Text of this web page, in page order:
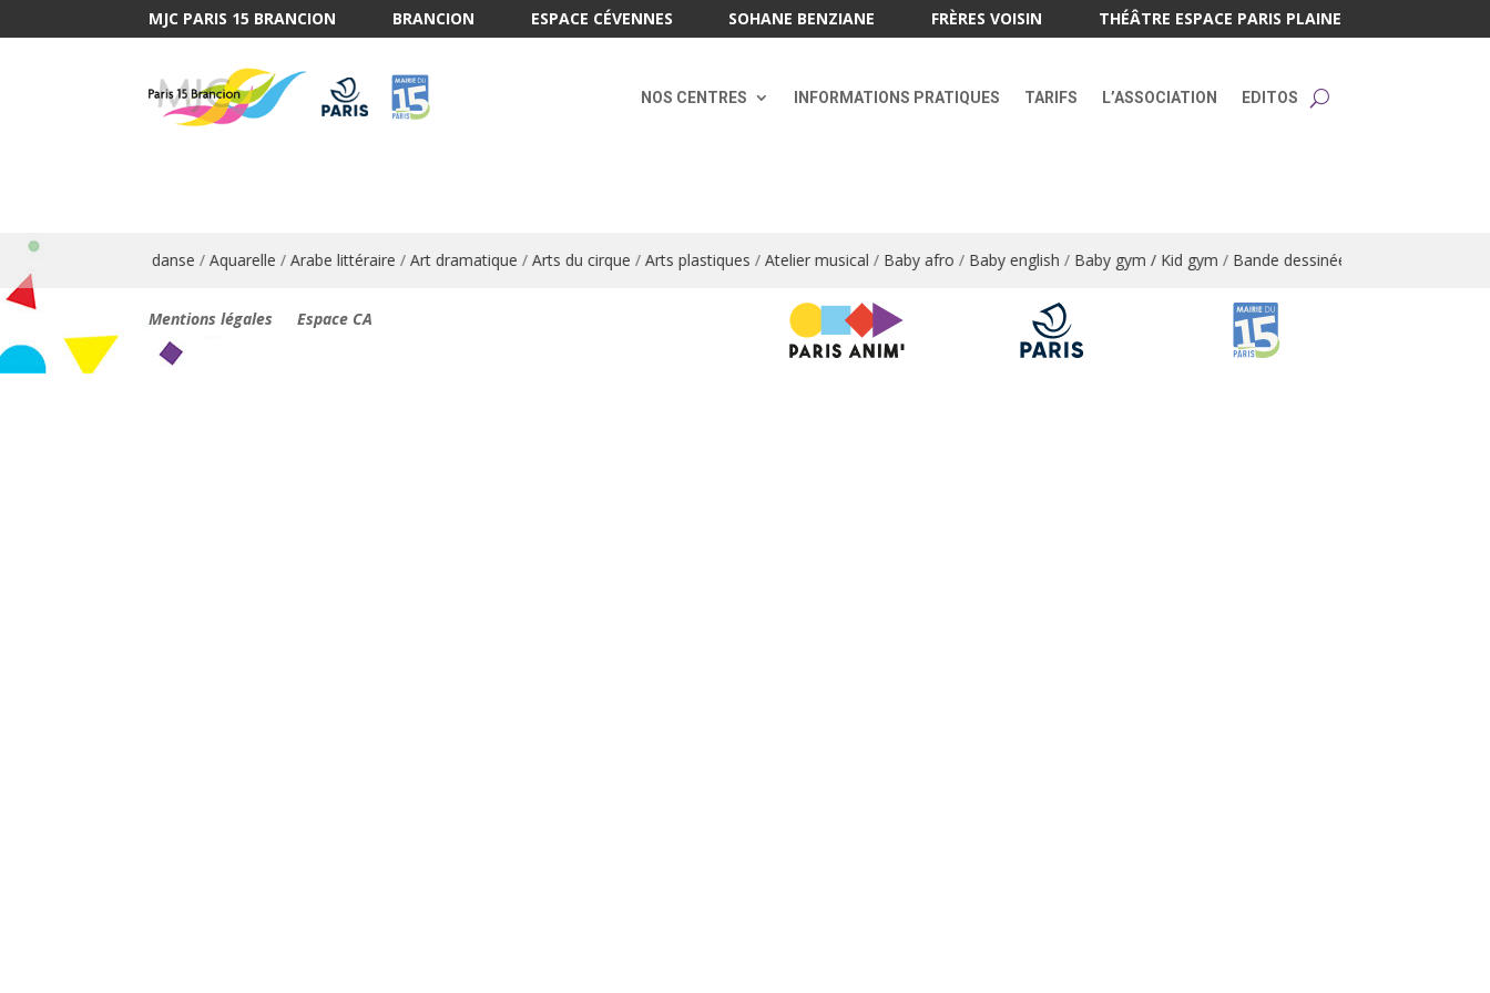
MJC PARIS 15 BRANCION BRANCION ESPACE CÉVENNES SOHANE BENZIANE FRÈRES VOISIN THÉÂTRE ESPACE PARIS PLAINE
NOS CENTRES INFORMATIONS PRATIQUES TARIFS L’ASSOCIATION EDITOS
Animation danse/ Aquarelle/ Arabe littéraire/ Art dramatique/ Arts du cirque/ Arts plastiques/ Atelier musical/ Baby afro/ Baby english/ Baby gym / Kid gym/ Bande dessinée/
Mentions légales Espace CA